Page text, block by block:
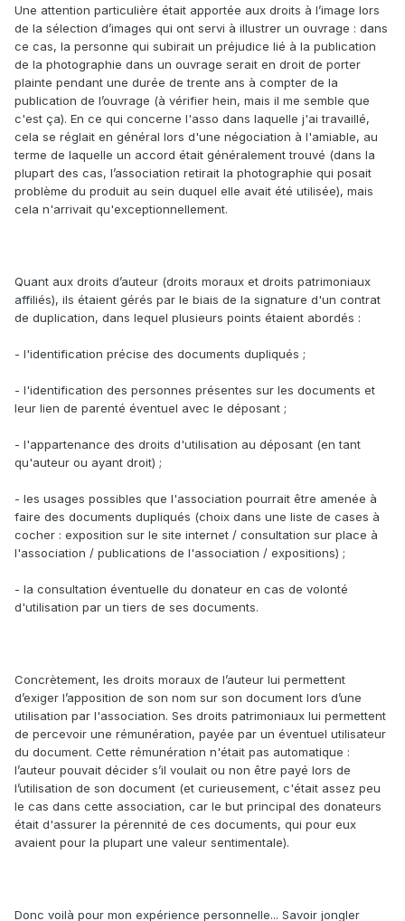
Une attention particulière était apportée aux droits à l’image lors
de la sélection d’images qui ont servi à illustrer un ouvrage : dans
ce cas, la personne qui subirait un préjudice lié à la publication
de la photographie dans un ouvrage serait en droit de porter
plainte pendant une durée de trente ans à compter de la
publication de l’ouvrage (à vérifier hein, mais il me semble que
c'est ça). En ce qui concerne l'asso dans laquelle j'ai travaillé,
cela se réglait en général lors d'une négociation à l'amiable, au
terme de laquelle un accord était généralement trouvé (dans la
plupart des cas, l’association retirait la photographie qui posait
problème du produit au sein duquel elle avait été utilisée), mais
cela n'arrivait qu'exceptionnellement.
Quant aux droits d’auteur (droits moraux et droits patrimoniaux
affiliés), ils étaient gérés par le biais de la signature d'un contrat
de duplication, dans lequel plusieurs points étaient abordés :
- l'identification précise des documents dupliqués ;
- l'identification des personnes présentes sur les documents et
leur lien de parenté éventuel avec le déposant ;
- l'appartenance des droits d'utilisation au déposant (en tant
qu'auteur ou ayant droit) ;
- les usages possibles que l'association pourrait être amenée à
faire des documents dupliqués (choix dans une liste de cases à
cocher : exposition sur le site internet / consultation sur place à
l'association / publications de l'association / expositions) ;
- la consultation éventuelle du donateur en cas de volonté
d'utilisation par un tiers de ses documents.
Concrètement, les droits moraux de l’auteur lui permettent
d’exiger l’apposition de son nom sur son document lors d’une
utilisation par l'association. Ses droits patrimoniaux lui permettent
de percevoir une rémunération, payée par un éventuel utilisateur
du document. Cette rémunération n'était pas automatique :
l’auteur pouvait décider s’il voulait ou non être payé lors de
l’utilisation de son document (et curieusement, c'était assez peu
le cas dans cette association, car le but principal des donateurs
était d'assurer la pérennité de ces documents, qui pour eux
avaient pour la plupart une valeur sentimentale).
Donc voilà pour mon expérience personnelle... Savoir jongler